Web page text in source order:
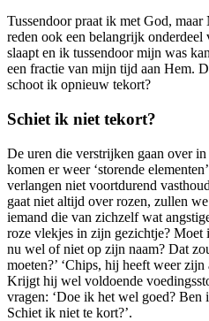
Tussendoor praat ik met God,
reden ook een belangrijk onderdeel
slaapt en ik tussendoor mijn was
een fractie van mijn tijd aan Hem.
schoot ik opnieuw tekort?
Schiet ik niet tekort?
De uren die verstrijken gaan over
komen er weer ‘storende
verlangen niet voortdurend
gaat niet altijd over rozen, zullen
iemand die van zichzelf wat
roze vlekjes in zijn gezichtje? Moet
nu wel of niet op zijn naam? Dat
moeten?’ ‘Chips, hij heeft weer
Krijgt hij wel voldoende
vragen: ‘Doe ik het wel goed? Ben
Schiet ik niet te kort?’.